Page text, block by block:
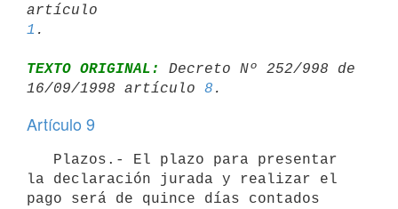
artículo
1
TEXTO ORIGINAL:
Decreto Nº 252/998 de
16/09/1998 artículo 8
Artículo 9
la declaración jurada y realizar el
pago será de quince días contados